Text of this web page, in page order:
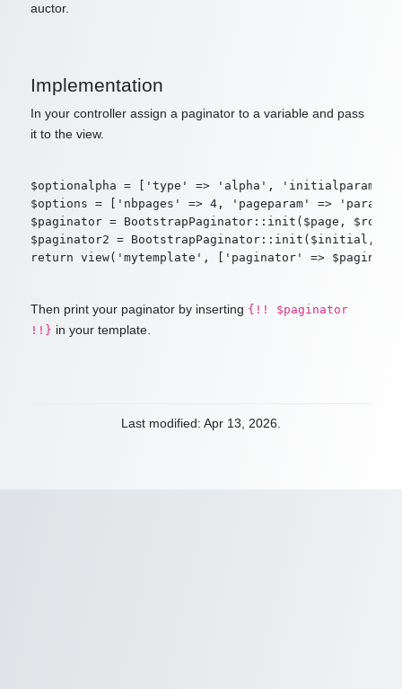
auctor.
Implementation
In your controller assign a paginator to a variable and pass
it to the view.
$optionalpha = ['type' => 'alpha', 'initialparam'
$options = ['nbpages' => 4, 'pageparam' =>
$paginator = BootstrapPaginator::init($page,
$paginator2 = BootstrapPaginator::init($initial,
Then print your paginator by inserting {!! $paginator
!!} in your template.
Last modified: Apr 13, 2026.